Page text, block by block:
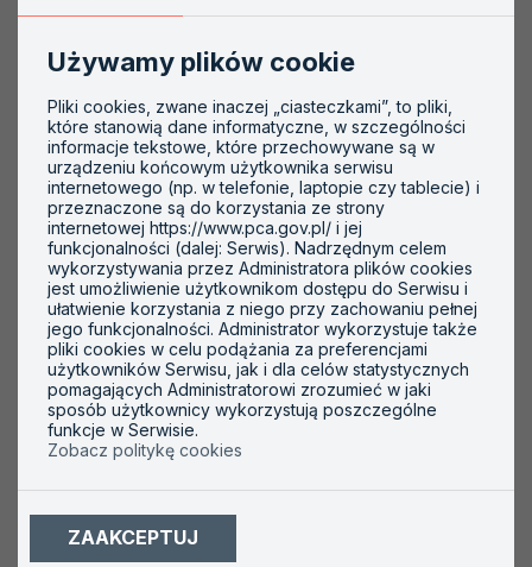
Ważne informacje
Akredytowane podmioty Symbole akredytacji
Akredytowani
weryfikatorzy EMAS
Badania biegłości
Cennik i rachunki
Używamy plików cookie
Pliki cookies, zwane inaczej „ciasteczkami”, to pliki,
które stanowią dane informatyczne, w szczególności
informacje tekstowe, które przechowywane są w
urządzeniu końcowym użytkownika serwisu
internetowego (np. w telefonie, laptopie czy tablecie) i
przeznaczone są do korzystania ze strony
internetowej https://www.pca.gov.pl/ i jej
funkcjonalności (dalej: Serwis). Nadrzędnym celem
wykorzystywania przez Administratora plików cookies
jest umożliwienie użytkownikom dostępu do Serwisu i
ułatwienie korzystania z niego przy zachowaniu pełnej
jego funkcjonalności. Administrator wykorzystuje także
pliki cookies w celu podążania za preferencjami
użytkowników Serwisu, jak i dla celów statystycznych
pomagających Administratorowi zrozumieć w jaki
sposób użytkownicy wykorzystują poszczególne
funkcje w Serwisie.
Zobacz politykę cookies
ZAAKCEPTUJ